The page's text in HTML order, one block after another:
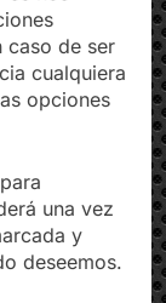
nos
caso de ser
cualquiera
opciones
una vez
y